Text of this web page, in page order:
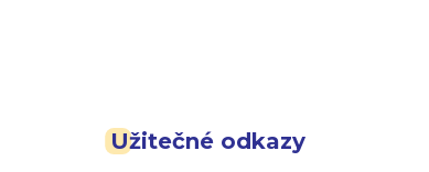
Užitečné odkazy